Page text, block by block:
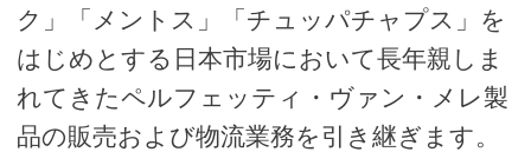
ク」「メントス」「チュッパチャプス」を
はじめとする日本市場において長年親しま
れてきたペルフェッティ・ヴァン・メレ製
品の販売および物流業務を引き継ぎます。